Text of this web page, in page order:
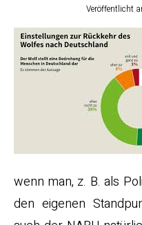
Veröffentlicht
wenn man, z. B. als
den eigenen